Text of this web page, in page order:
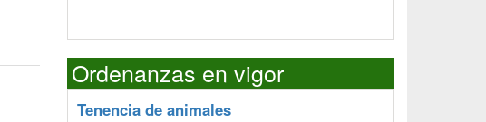
Ordenanzas en vigor
Tenencia de animales